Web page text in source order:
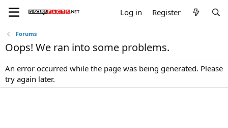
Log in Register
Forums
Oops! We ran into some problems.
An error occurred while the page was being generated. Please
try again later.